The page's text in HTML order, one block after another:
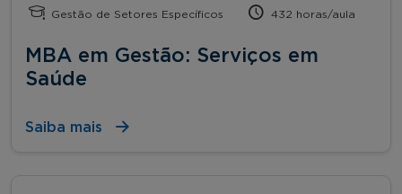
Gestão de Setores Específicos 432 horas/aula
MBA em Gestão: Serviços em
Saúde
Saiba mais